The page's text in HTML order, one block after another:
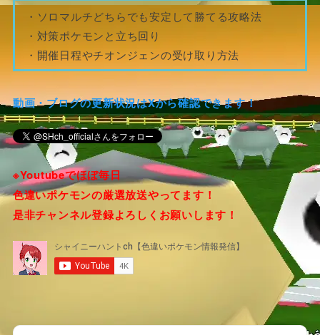
・ソロマルチどちらでも安定して勝てる攻略法
・対策ポケモンと立ち回り
・開催日程やチオンジェンの受け取り方法
動画・ブログの更新状況はXから確認できます！
※Youtubeでほぼ毎日
色違いポケモンの厳選放送やってます！
是非チャンネル登録よろしくお願いします！